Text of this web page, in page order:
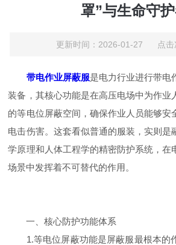
罩”与生命守
更新时间：2026-01-27 点击
带电作业屏蔽服是电力行业进行带电
装备，其核心功能是在高压电场中为作业
的等电位屏蔽空间，确保作业人员能够安
电击伤害。这套看似普通的服装，实则是
学原理和人体工程学的精密防护系统，在
场景中发挥着不可替代的作用。
一、核心防护功能体系
1.等电位屏蔽功能是屏蔽服最根本的